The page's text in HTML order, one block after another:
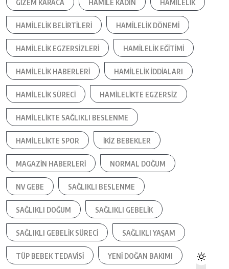
GIZEM KARACA HAMILE KADIN HAMILELIK
HAMILELIK BELIRTILERI HAMILELIK DÖNEMI
HAMILELIK EGZERSIZLERI HAMILELIK EĞITIMI
HAMILELIK HABERLERI HAMILELIK IDDIALARI
HAMILELIK SÜRECI HAMILELIKTE EGZERSIZ
HAMILELIKTE SAĞLIKLI BESLENME
HAMILELIKTE SPOR IKIZ BEBEKLER
MAGAZIN HABERLERI NORMAL DOĞUM
NV GEBE SAĞLIKLI BESLENME
SAĞLIKLI DOĞUM SAĞLIKLI GEBELIK
SAĞLIKLI GEBELIK SÜRECI SAĞLIKLI YAŞAM
TÜP BEBEK TEDAVISI YENI DOĞAN BAKIMI